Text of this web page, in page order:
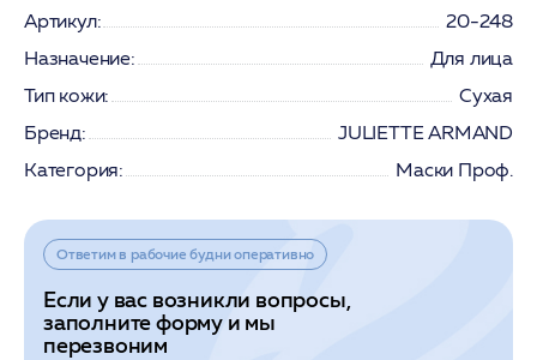
Артикул:
20-248
Назначение:
Для лица
Тип кожи:
Сухая
Бренд:
JULIETTE ARMAND
Категория:
Маски Проф.
Ответим в рабочие будни оперативно
Если у вас возникли вопросы,
заполните форму и мы
перезвоним